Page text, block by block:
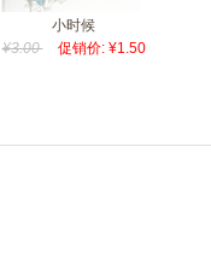
小时候
¥3.00促销价: ¥1.50